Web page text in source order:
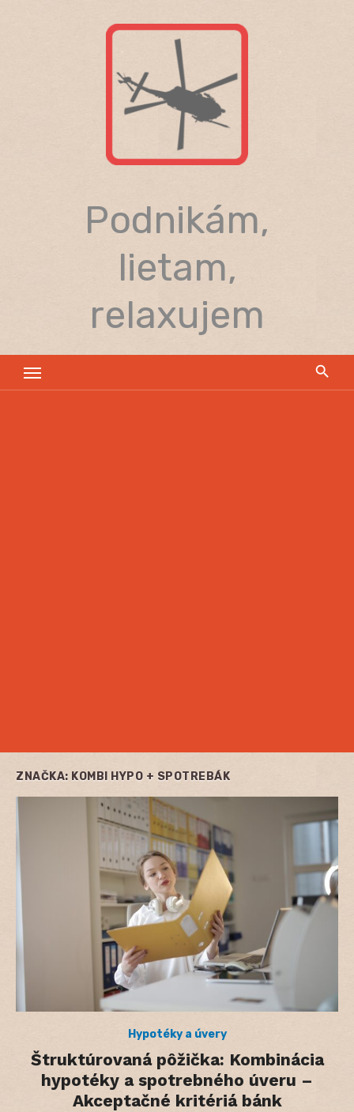
Podnikám,
lietam,
relaxujem
ZNAČKA: KOMBI HYPO + SPOTREBÁK
Hypotéky a úvery
Štruktúrovaná pôžička: Kombinácia
hypotéky a spotrebného úveru –
Akceptačné kritériá bánk